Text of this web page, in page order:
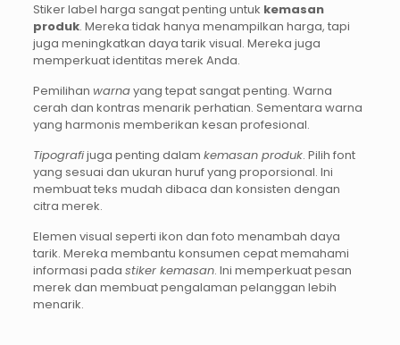
Stiker label harga sangat penting untuk kemasan
produk. Mereka tidak hanya menampilkan harga, tapi
juga meningkatkan daya tarik visual. Mereka juga
memperkuat identitas merek Anda.
Pemilihan warnayang tepat sangat penting. Warna
cerah dan kontras menarik perhatian. Sementara warna
yang harmonis memberikan kesan profesional.
Tipografijuga penting dalam kemasan produk. Pilih font
yang sesuai dan ukuran huruf yang proporsional. Ini
membuat teks mudah dibaca dan konsisten dengan
citra merek.
Elemen visual seperti ikon dan foto menambah daya
tarik. Mereka membantu konsumen cepat memahami
informasi pada stiker kemasan. Ini memperkuat pesan
merek dan membuat pengalaman pelanggan lebih
menarik.